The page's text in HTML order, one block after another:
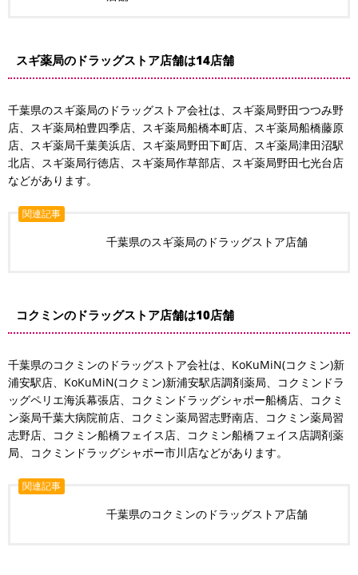
スギ薬局のドラッグストア店舗は14店舗
千葉県のスギ薬局のドラッグストア会社は、スギ薬局野田つつみ野
店、スギ薬局柏豊四季店、スギ薬局船橋本町店、スギ薬局船橋藤原
店、スギ薬局千葉美浜店、スギ薬局野田下町店、スギ薬局津田沼駅
北店、スギ薬局行徳店、スギ薬局作草部店、スギ薬局野田七光台店
などがあります。
関連記事
千葉県のスギ薬局のドラッグストア店舗
コクミンのドラッグストア店舗は10店舗
千葉県のコクミンのドラッグストア会社は、KoKuMiN(コクミン)新
浦安駅店、KoKuMiN(コクミン)新浦安駅店調剤薬局、コクミンドラ
ッグペリエ海浜幕張店、コクミンドラッグシャポー船橋店、コクミ
ン薬局千葉大病院前店、コクミン薬局習志野南店、コクミン薬局習
志野店、コクミン船橋フェイス店、コクミン船橋フェイス店調剤薬
局、コクミンドラッグシャポー市川店などがあります。
関連記事
千葉県のコクミンのドラッグストア店舗